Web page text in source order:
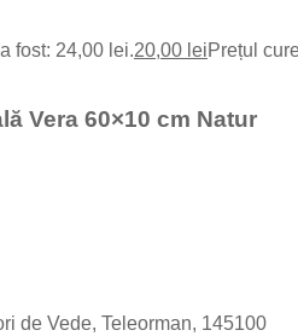
fost: 24,00 lei.20,00 leiPrețul
Vera 60×10 cm Natur
de Vede, Teleorman, 145100